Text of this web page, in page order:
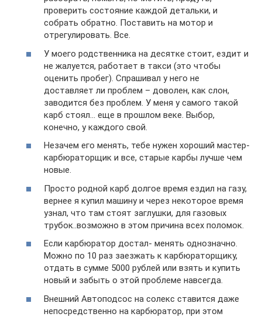
проверить состояние каждой детальки, и
собрать обратно. Поставить на мотор и
отрегулировать. Все.
У моего родственника на десятке стоит, ездит и
не жалуется, работает в такси (это чтобы
оценить пробег). Спрашивал у него не
доставляет ли проблем – доволен, как слон,
заводится без проблем. У меня у самого такой
карб стоял… еще в прошлом веке. Выбор,
конечно, у каждого свой.
Незачем его менять, тебе нужен хороший мастер-
карбюраторщик и все, старые карбы лучше чем
новые.
Просто родной карб долгое время ездил на газу,
вернее я купил машину и через некоторое время
узнал, что там стоят заглушки, для газовых
трубок..возможно в этом причина всех поломок.
Если карбюратор достал- менять однозначно.
Можно по 10 раз заезжать к карбюраторщику,
отдать в сумме 5000 рублей или взять и купить
новый и забыть о этой проблеме навсегда.
Внешний Автоподсос на солекс ставится даже
непосредственно на карбюратор, при этом